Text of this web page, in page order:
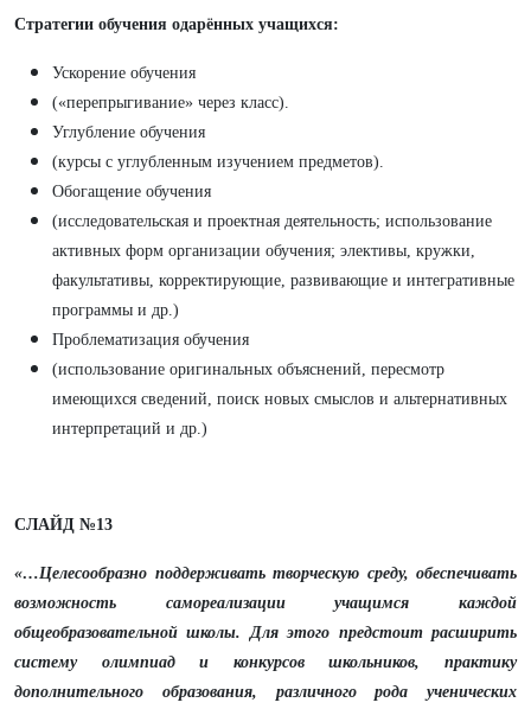
Стратегии обучения одарённых учащихся:
Ускорение обучения
(«перепрыгивание» через класс).
Углубление обучения
(курсы с углубленным изучением предметов).
Обогащение обучения
(исследовательская и проектная деятельность; использование
активных форм организации обучения; элективы, кружки,
факультативы, корректирующие, развивающие и интегративные
программы и др.)
Проблематизация обучения
(использование оригинальных объяснений, пересмотр
имеющихся сведений, поиск новых смыслов и альтернативных
интерпретаций и др.)
СЛАЙД №13
«…Целесообразно поддерживать творческую среду, обеспечивать
возможность самореализации учащимся каждой
общеобразовательной школы. Для этого предстоит расширить
систему олимпиад и конкурсов школьников, практику
дополнительного образования, различного рода ученических